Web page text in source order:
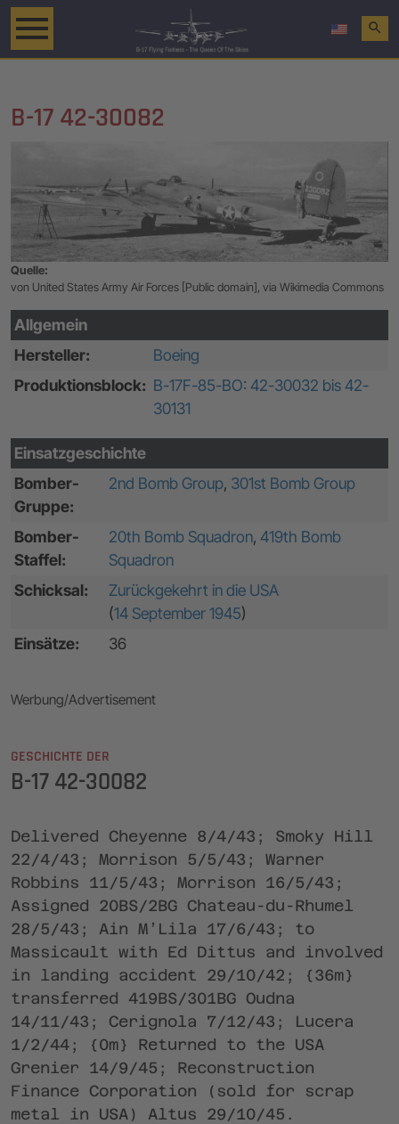
search
B-17 42-30082
Quelle:
von United States Army Air Forces [Public domain], via Wikimedia Commons
Allgemein
Hersteller:
Boeing
Produktionsblock: B-17F-85-BO: 42-30032 bis 42-
30131
Einsatzgeschichte
Bomber-
Gruppe:
2nd Bomb Group, 301st Bomb Group
Bomber-
Staffel:
20th Bomb Squadron, 419th Bomb
Squadron
Schicksal:
Zurückgekehrt in die USA
(14 September 1945)
Einsätze:
36
Werbung/Advertisement
GESCHICHTE DER
B-17 42-30082
Delivered Cheyenne 8/4/43; Smoky Hill
22/4/43; Morrison 5/5/43; Warner
Robbins 11/5/43; Morrison 16/5/43;
Assigned 20BS/2BG Chateau-du-Rhumel
28/5/43; Ain M’Lila 17/6/43; to
Massicault with Ed Dittus and involved
in landing accident 29/10/42; {36m}
transferred 419BS/301BG Oudna
14/11/43; Cerignola 7/12/43; Lucera
1/2/44; {0m} Returned to the USA
Grenier 14/9/45; Reconstruction
Finance Corporation (sold for scrap
metal in USA) Altus 29/10/45.